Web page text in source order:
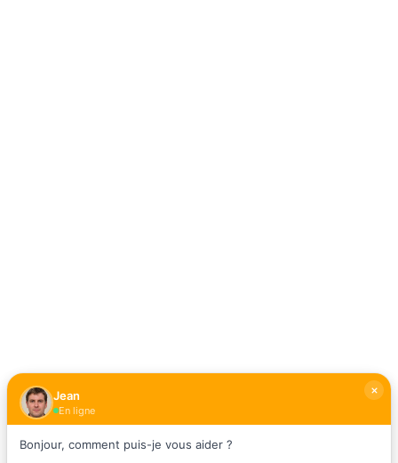
Jean
En ligne
Bonjour, comment puis-je vous aider ?